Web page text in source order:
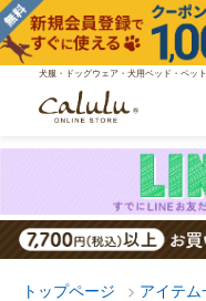
犬服・ドッグウェア・犬用ベッド・ペッ
トップページ アイテム